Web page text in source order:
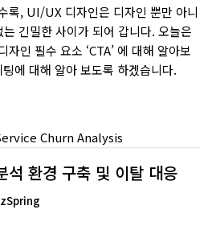
록, UI/UX 디자인은 디자인 뿐만 아니
긴밀한 사이가 되어 갑니다. 오늘은
인 필수 요소 ‘CTA’ 에 대해 알아보
에 대해 알아 보도록 하겠습니다.
석 환경 구축 및 이탈 대응